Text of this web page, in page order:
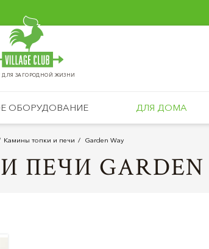
ДЛЯ ЗАГОРОДНОЙ ЖИЗНИ
ОБОРУДОВАНИЕ ДЛЯ ДОМА
Камины топки и печи Garden Way
GARDEN